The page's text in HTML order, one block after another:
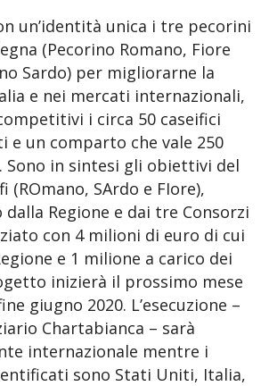
un’identità unica i tre pecorini
(Pecorino Romano, Fiore
Sardo) per migliorarne la
e nei mercati internazionali,
i circa 50 caseifici
e un comparto che vale 250
Sono in sintesi gli obiettivi del
(ROmano, SArdo e FIore),
Regione e dai tre Consorzi
con 4 milioni di euro di cui
e 1 milione a carico dei
inizierà il prossimo mese
giugno 2020. L’esecuzione –
Chartabianca – sarà
internazionale mentre i
sono Stati Uniti, Italia,